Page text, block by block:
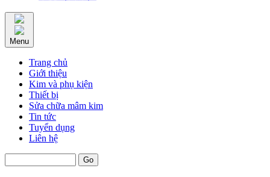
Menu
Trang chủ
Giới thiệu
Kim và phụ kiện
Thiết bị
Sửa chữa mâm kim
Tin tức
Tuyển dụng
Liên hệ